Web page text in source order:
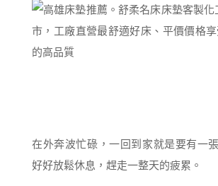
在外奔波忙碌，一回到家就是要有一
好好放鬆休息，趕走一整天的疲累。